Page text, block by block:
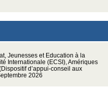
Jeunesses et Education à la
Internationale (ECSI), Amériques
d’appui-conseil aux
2026